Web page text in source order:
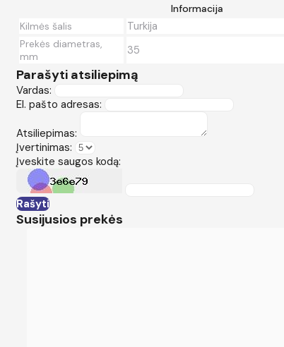
Informacija
Kilmės šalis
Turkija
Prekės diametras,
mm
35
Parašyti atsiliepimą
Vardas:
El. pašto adresas:
Atsiliepimas:
Įvertinimas:
Įveskite saugos kodą:
Rašyti
Susijusios prekės